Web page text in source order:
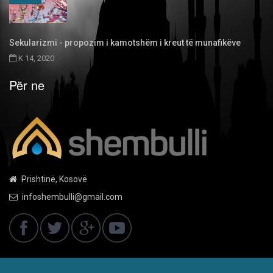
Sekularizmi - propozim i kamotshëm i kreut të munafikëve
K 14, 2020
Për ne
Prishtinë, Kosovë
infoshembulli@gmail.com